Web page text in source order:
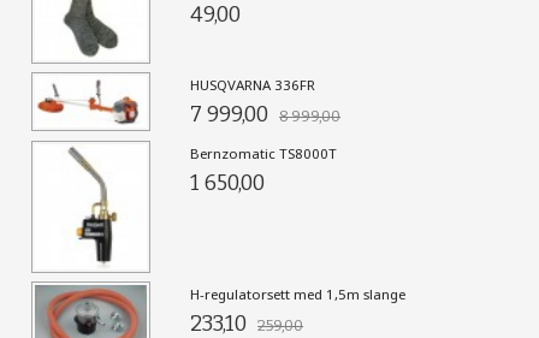
49,00
HUSQVARNA 336FR
7 999,00 8 999,00
Bernzomatic TS8000T
1 650,00
H-regulatorsett med 1,5m slange
233,10 259,00